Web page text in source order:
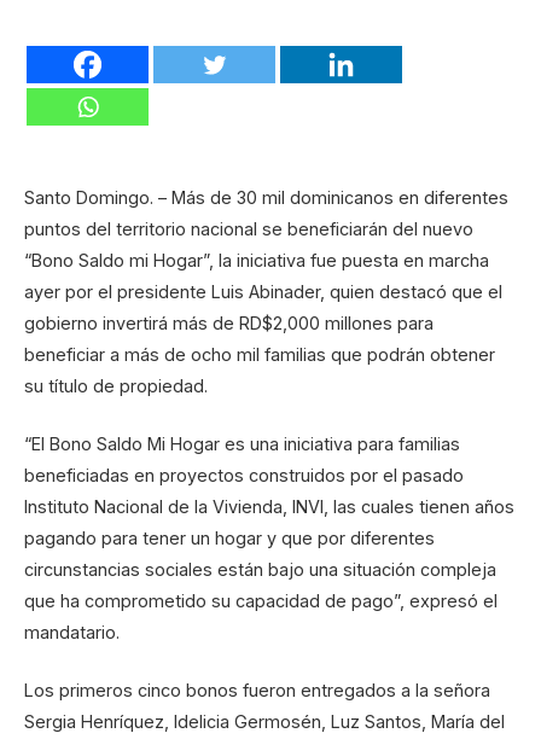
Santo Domingo. – Más de 30 mil dominicanos en diferentes
puntos del territorio nacional se beneficiarán del nuevo
“Bono Saldo mi Hogar”, la iniciativa fue puesta en marcha
ayer por el presidente Luis Abinader, quien destacó que el
gobierno invertirá más de RD$2,000 millones para
beneficiar a más de ocho mil familias que podrán obtener
su título de propiedad.
“El Bono Saldo Mi Hogar es una iniciativa para familias
beneficiadas en proyectos construidos por el pasado
Instituto Nacional de la Vivienda, INVI, las cuales tienen años
pagando para tener un hogar y que por diferentes
circunstancias sociales están bajo una situación compleja
que ha comprometido su capacidad de pago”, expresó el
mandatario.
Los primeros cinco bonos fueron entregados a la señora
Sergia Henríquez, Idelicia Germosén, Luz Santos, María del